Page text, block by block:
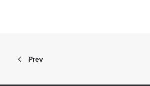
Prev